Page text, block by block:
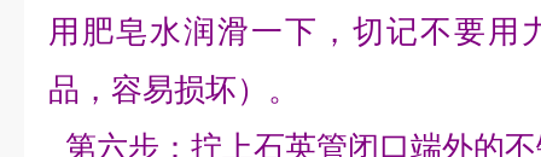
用肥皂水润滑一下，切记不要用
品，容易损坏）。
第六步：拧上石英管闭口端外的